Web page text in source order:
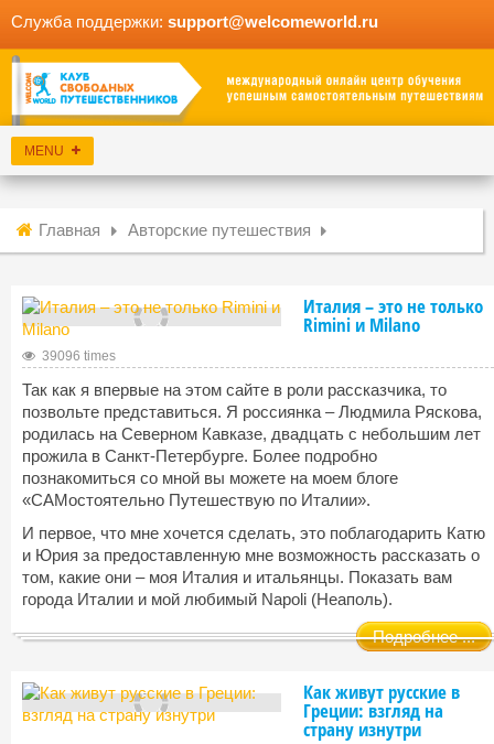
Служба поддержки: support@welcomeworld.ru
Главная Авторские путешествия
Италия – это не только
Rimini и Milano
39096 times
Так как я впервые на этом сайте в роли рассказчика, то
позвольте представиться. Я россиянка – Людмила Ряскова,
родилась на Северном Кавказе, двадцать с небольшим лет
прожила в Санкт-Петербурге. Более подробно
познакомиться со мной вы можете на моем блоге
«САМостоятельно Путешествую по Италии».
И первое, что мне хочется сделать, это поблагодарить Катю
и Юрия за предоставленную мне возможность рассказать о
том, какие они – моя Италия и итальянцы. Показать вам
города Италии и мой любимый Napoli (Неаполь).
Подробнее ...
Как живут русские в
Греции: взгляд на
страну изнутри